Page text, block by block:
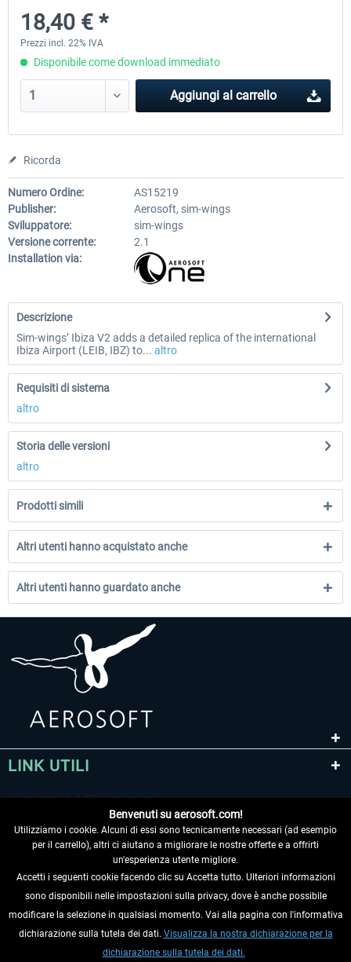
25,58 € *
18,40 € *
Prezzi incl. 22% IVA
Disponibile come download immediato
Aggiungi al carrello
Ricorda
Numero Ordine:
AS15219
Publisher:
Aerosoft, sim-wings
Sviluppatore:
sim-wings
Versione corrente:
2.1
Installation via:
Descrizione
Sim-wings’ Ibiza V2 adds a detailed replica of the international
Ibiza Airport (LEIB, IBZ) to... altro
Requisiti di sistema
altro
Storia delle versioni
altro
Prodotti simili
Altri utenti hanno acquistato anche
Altri utenti hanno guardato anche
LINK UTILI
RECEDERE DAL CONTRATTO
INFORMAZIONI
Benvenuti su aerosoft.com!
Utilizziamo i cookie. Alcuni di essi sono tecnicamente necessari (ad esempio
per il carrello), altri ci aiutano a migliorare le nostre offerte e a offrirti
un'esperienza utente migliore.
Accetti i seguenti cookie facendo clic su Accetta tutto. Ulteriori informazioni
sono disponibili nelle impostazioni sulla privacy, dove è anche possibile
modificare la selezione in qualsiasi momento. Vai alla pagina con l'informativa
dichiarazione sulla tutela dei dati. Visualizza la nostra dichiarazione per la
dichiarazione sulla tutela dei dati.